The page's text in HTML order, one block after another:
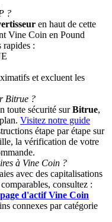
?
en haut de cette
Vine Coin en Pound
rapides :
et excluent les
Bitrue ?
toute sécurité surBitrue,
Visitez notre guide
étape par étape sur
la vérification de votre
à Vine Coin ?
avec des capitalisations
consultez :
page d'actif Vine Coin
connexes par catégorie